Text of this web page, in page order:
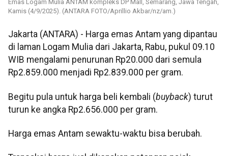
Emas Logam Mulia ANTAM kompleks DP Mall, Semarang, Jawa Tengah,
Kamis (4/9/2025). (ANTARA FOTO/Aprillio Akbar/nz/am.)
Jakarta (ANTARA) - Harga emas Antam yang dipantau
di laman Logam Mulia dari Jakarta, Rabu, pukul 09.10
WIB mengalami penurunan Rp20.000 dari semula
Rp2.859.000 menjadi Rp2.839.000 per gram.
Begitu pula untuk harga beli kembali (buyback) turut
turun ke angka Rp2.656.000 per gram.
Harga emas Antam sewaktu-waktu bisa berubah.